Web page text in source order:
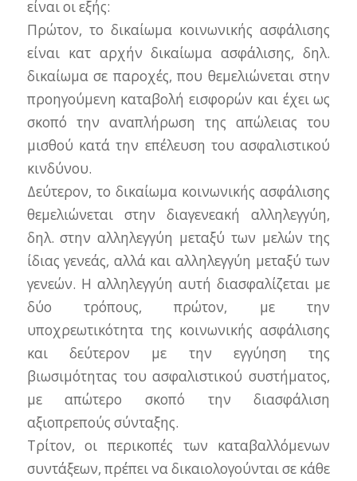
είναι οι εξής:
Πρώτον, το δικαίωμα κοινωνικής ασφάλισης
είναι κατ αρχήν δικαίωμα ασφάλισης, δηλ.
δικαίωμα σε παροχές, που θεμελιώνεται στην
προηγούμενη καταβολή εισφορών και έχει ως
σκοπό την αναπλήρωση της απώλειας του
μισθού κατά την επέλευση του ασφαλιστικού
κινδύνου.
Δεύτερον, το δικαίωμα κοινωνικής ασφάλισης
θεμελιώνεται στην διαγενεακή αλληλεγγύη,
δηλ. στην αλληλεγγύη μεταξύ των μελών της
ίδιας γενεάς, αλλά και αλληλεγγύη μεταξύ των
γενεών. Η αλληλεγγύη αυτή διασφαλίζεται με
δύο τρόπους, πρώτον, με την
υποχρεωτικότητα της κοινωνικής ασφάλισης
και δεύτερον με την εγγύηση της
βιωσιμότητας του ασφαλιστικού συστήματος,
με απώτερο σκοπό την διασφάλιση
αξιοπρεπούς σύνταξης.
Τρίτον, οι περικοπές των καταβαλλόμενων
συντάξεων, πρέπει να δικαιολογούνται σε κάθε